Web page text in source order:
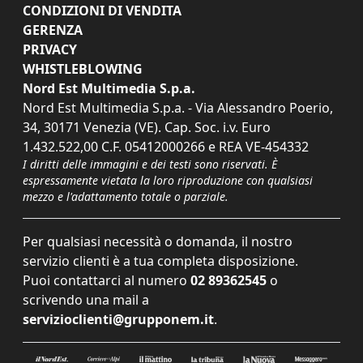
CONDIZIONI DI VENDITA
GERENZA
PRIVACY
WHISTLEBLOWING
Nord Est Multimedia S.p.a.
Nord Est Multimedia S.p.a. - Via Alessandro Poerio,
34, 30171 Venezia (VE). Cap. Soc. i.v. Euro
1.432.522,00 C.F. 05412000266 e REA VE-454332
I diritti delle immagini e dei testi sono riservati. È
espressamente vietata la loro riproduzione con qualsiasi
mezzo e l'adattamento totale o parziale.
Per qualsiasi necessità o domanda, il nostro
servizio clienti è a tua completa disposizione.
Puoi contattarci al numero 02 89362545 o
scrivendo una mail a
servizioclienti@grupponem.it.